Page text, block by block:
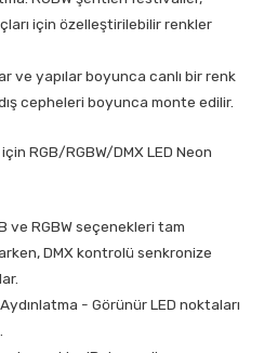
için özelleştirilebilir renkler
ve yapılar boyunca canlı bir renk
cepheleri boyunca monte edilir.
RGB/RGBW/DMX LED Neon
ve RGBW seçenekleri tam
DMX kontrolü senkronize
- Görünür LED noktaları